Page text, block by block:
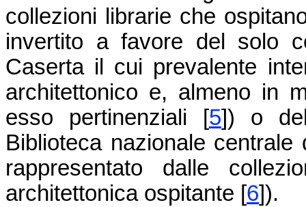
collezioni librarie che
invertito a favore del solo
Caserta il cui prevalente
architettonico e, almeno in
esso pertinenziali
[5]) o
Biblioteca nazionale
rappresentato dalle
architettonica ospitante [6]).